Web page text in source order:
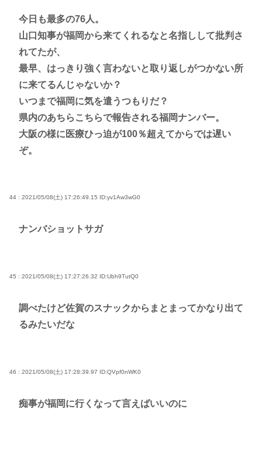
今日も最多の76人。
山口知事が福岡から来てくれるなと名指しして批判さ
れてたが、
最早、はっきり強く言わないと取り返しがつかない所
に来てるんじゃないか？
いつまで福岡に気を遣うつもりだ？
県内のあちらこちらで報告される福岡ナンバー。
大阪の様に医療ひっ迫が100％超えてからでは遅い
ぞ。
44 : 2021/05/08(土) 17:26:49.15 ID:yv1Aw3wG0
ナンバショットサガ
45 : 2021/05/08(土) 17:27:26.32 ID:Ubh9TutQ0
調べたけど佐賀のスナックからまとまってかなり出て
るみたいだな
46 : 2021/05/08(土) 17:28:39.97 ID:QVpf0nWK0
痴事が福岡に行くなって言えばいいのに